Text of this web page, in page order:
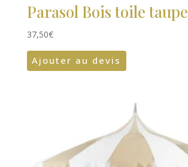
Parasol Bois toile taupe
37,50€
Ajouter au devis